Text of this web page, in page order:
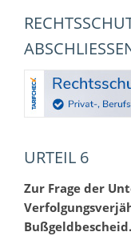
URTEIL 6
Zur Frage der
Bußgeldbescheid.